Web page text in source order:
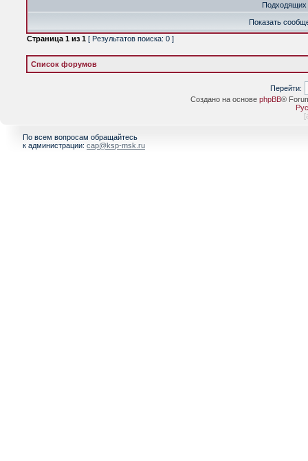
Подходящих
Показать
Страница 1 из 1 [ Результатов поиска: 0 ]
Список форумов
Перейти:
Создано на основе phpBB®
[
По всем вопросам обращайтесь
к администрации: cap@ksp-msk.ru